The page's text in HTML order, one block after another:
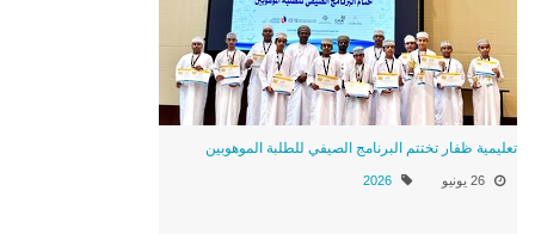
تعليمية ظفار تختتم البرنامج الصيفي للطلبة الموهوبين
26 يونيو 2026